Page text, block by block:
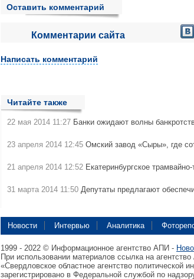
Оставить комментарий
Комментарии сайта
Написать комментарий
Читайте также
22 мая 2014 11:27 Банки ожидают волны
23 апреля 2014 12:45 Омский завод «Сыры», где
21 апреля 2014 12:52 Екатеринбургское
31 марта 2014 11:50 Депутаты предлагают
Новости Интервью Аналитика
1999 - 2022 © Информационное агентство АПИ -
При использовании материалов ссылка на
«Свердловское областное агентство политической
зарегистрировано в Федеральной службой по